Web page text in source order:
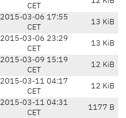
CET
2015-03-06 17:55
CET
13 KiB
2015-03-06 23:29
CET
13 KiB
2015-03-09 15:19
CET
12 KiB
2015-03-11 04:17
CET
12 KiB
2015-03-11 04:31
CET
1177 B